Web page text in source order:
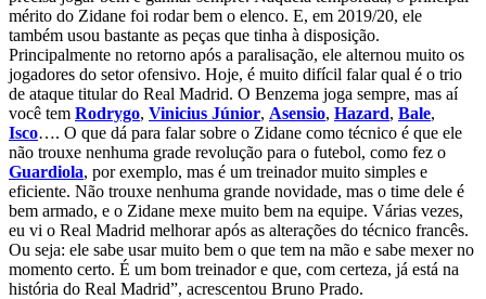
mérito do Zidane foi rodar bem o elenco. E, em 2019/20, ele
também usou bastante as peças que tinha à disposição.
Principalmente no retorno após a paralisação, ele alternou muito os
jogadores do setor ofensivo. Hoje, é muito difícil falar qual é o trio
de ataque titular do Real Madrid. O Benzema joga sempre, mas aí
você tem Rodrygo, Vinicius Júnior, Asensio, Hazard, Bale,
Isco…. O que dá para falar sobre o Zidane como técnico é que ele
não trouxe nenhuma grade revolução para o futebol, como fez o
Guardiola, por exemplo, mas é um treinador muito simples e
eficiente. Não trouxe nenhuma grande novidade, mas o time dele é
bem armado, e o Zidane mexe muito bem na equipe. Várias vezes,
eu vi o Real Madrid melhorar após as alterações do técnico francês.
Ou seja: ele sabe usar muito bem o que tem na mão e sabe mexer no
momento certo. É um bom treinador e que, com certeza, já está na
história do Real Madrid”, acrescentou Bruno Prado.